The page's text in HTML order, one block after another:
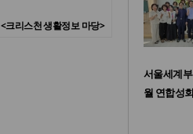
<크리스천 생활정보 마당>
서울세계
월 연합성